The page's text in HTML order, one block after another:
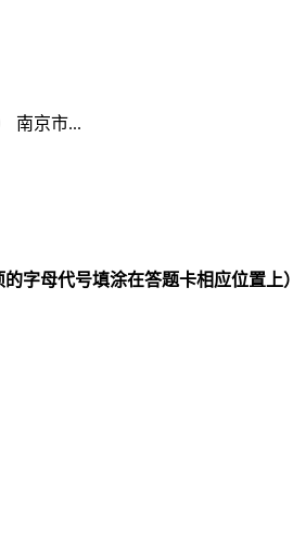
南京市...
字母代号填涂在答题卡相应位置上）